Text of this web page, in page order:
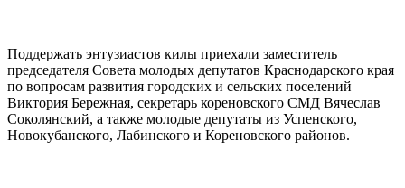
Поддержать энтузиастов килы приехали заместитель
председателя Совета молодых депутатов Краснодарского края
по вопросам развития городских и сельских поселений
Виктория Бережная, секретарь кореновского СМД Вячеслав
Соколянский, а также молодые депутаты из Успенского,
Новокубанского, Лабинского и Кореновского районов.